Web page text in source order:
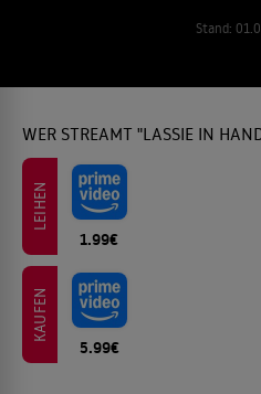
Stand:
WER STREAMT "LASSIE IN
LEIHEN
1.99€
KAUFEN
5.99€